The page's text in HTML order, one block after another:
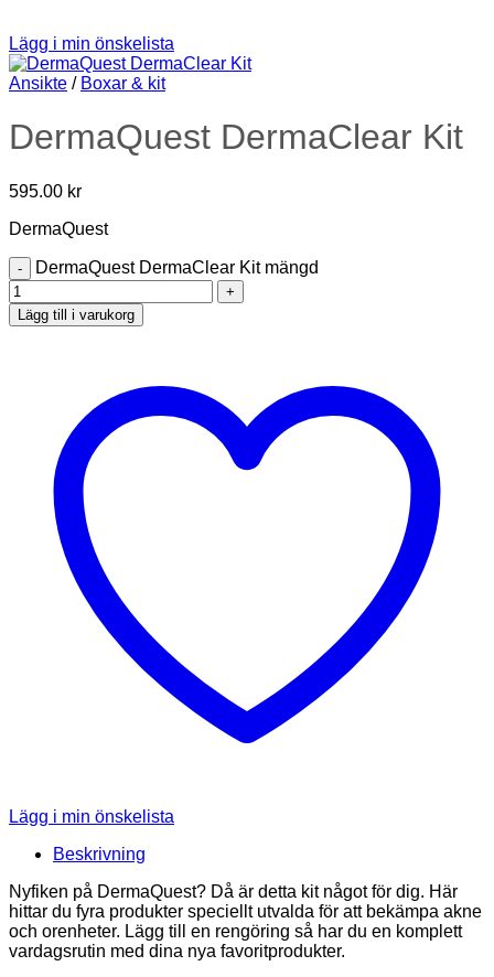
Lägg i min önskelista
Ansikte / Boxar & kit
DermaQuest DermaClear Kit
595.00 kr
DermaQuest
DermaQuest DermaClear Kit mängd
Lägg till i varukorg
Lägg i min önskelista
Beskrivning
Nyfiken på DermaQuest? Då är detta kit något för dig. Här
hittar du fyra produkter speciellt utvalda för att bekämpa akne
och orenheter. Lägg till en rengöring så har du en komplett
vardagsrutin med dina nya favoritprodukter.